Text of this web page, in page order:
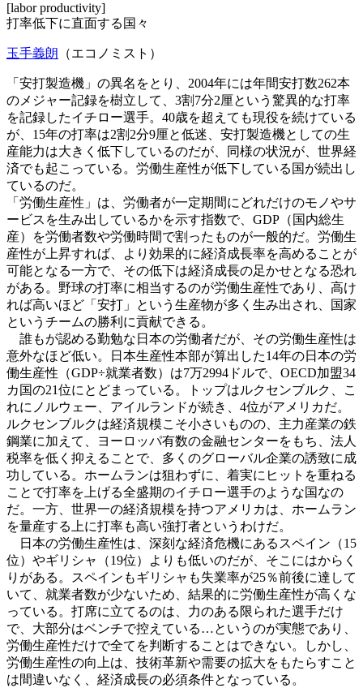
[labor productivity]
打率低下に直面する国々
玉手義朗 （エコノミスト）
「安打製造機」の異名をとり、2004年には年間安打数262本
のメジャー記録を樹立して、3割7分2厘という驚異的な打率
を記録したイチロー選手。40歳を超えても現役を続けている
が、15年の打率は2割2分9厘と低迷、安打製造機としての生
産能力は大きく低下しているのだが、同様の状況が、世界経
済でも起こっている。労働生産性が低下している国が続出し
ているのだ。
「労働生産性」は、労働者が一定期間にどれだけのモノやサ
ービスを生み出しているかを示す指数で、GDP（国内総生
産）を労働者数や労働時間で割ったものが一般的だ。労働生
産性が上昇すれば、より効果的に経済成長率を高めることが
可能となる一方で、その低下は経済成長の足かせとなる恐れ
がある。野球の打率に相当するのが労働生産性であり、高け
れば高いほど「安打」という生産物が多く生み出され、国家
というチームの勝利に貢献できる。
誰もが認める勤勉な日本の労働者だが、その労働生産性は
意外なほど低い。日本生産性本部が算出した14年の日本の労
働生産性（GDP÷就業者数）は7万2994ドルで、OECD加盟34
カ国の21位にとどまっている。トップはルクセンブルク、こ
れにノルウェー、アイルランドが続き、4位がアメリカだ。
ルクセンブルクは経済規模こそ小さいものの、主力産業の鉄
鋼業に加えて、ヨーロッパ有数の金融センターをもち、法人
税率を低く抑えることで、多くのグローバル企業の誘致に成
功している。ホームランは狙わずに、着実にヒットを重ねる
ことで打率を上げる全盛期のイチロー選手のような国なの
だ。一方、世界一の経済規模を持つアメリカは、ホームラン
を量産する上に打率も高い強打者というわけだ。
日本の労働生産性は、深刻な経済危機にあるスペイン（15
位）やギリシャ（19位）よりも低いのだが、そこにはからく
りがある。スペインもギリシャも失業率が25％前後に達して
いて、就業者数が少ないため、結果的に労働生産性が高くな
っている。打席に立てるのは、力のある限られた選手だけ
で、大部分はベンチで控えている…というのが実態であり、
労働生産性だけで全てを判断することはできない。しかし、
労働生産性の向上は、技術革新や需要の拡大をもたらすこと
は間違いなく、経済成長の必須条件となっている。